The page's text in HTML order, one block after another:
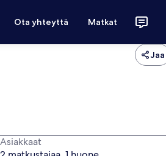
Ota yhteyttä Matkat
Jaa
Asiakkaat